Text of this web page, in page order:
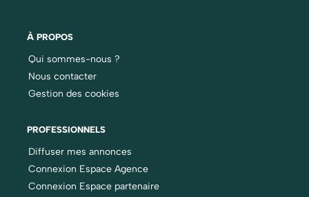
À PROPOS
Qui sommes-nous ?
Nous contacter
Gestion des cookies
PROFESSIONNELS
Diffuser mes annonces
Connexion Espace Agence
Connexion Espace partenaire